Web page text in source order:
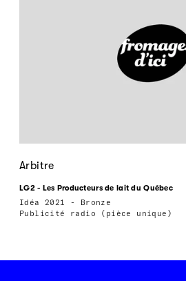
Arbitre
LG2 - Les Producteurs de lait du Québec
Idéa 2021 - Bronze
Publicité radio (pièce unique)